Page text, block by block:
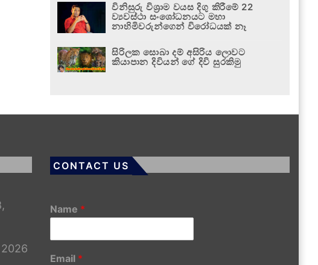
විනිසුරු විශ්‍රාම වයස දිගු කිරීමේ 22
ව්‍යවස්ථා සංශෝධනයට මහා
නාහිමිවරුන්ගෙන් විරෝධයක් නෑ
සිරිලක සොබා දම් අසිරිය ලොවට
කියාපාන දිවියන් ගේ දිවි සුරකිමු
CONTACT US
Name *
Email *